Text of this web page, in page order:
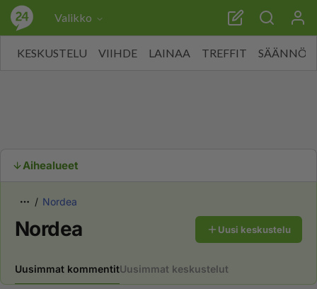
Valikko
KESKUSTELU VIIHDE LAINAA TREFFIT SÄÄNNÖT
Aihealueet
Nordea
Nordea Uusi keskustelu
Uusimmat kommentitUusimmat keskustelut